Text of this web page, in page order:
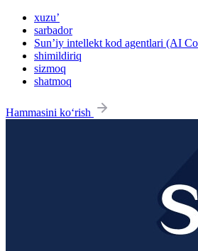
xuzu’
sarbador
Sun’iy intellekt kod agentlari (AI
shimildiriq
sizmoq
shatmoq
Hammasini ko‘rish